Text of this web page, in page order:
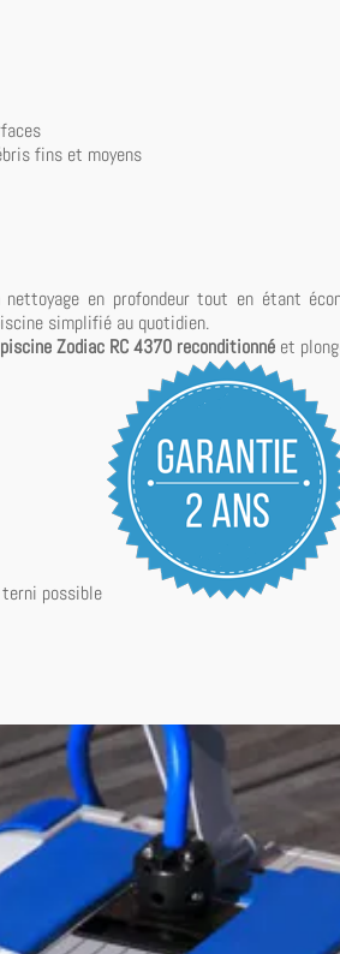
fins et moyens
en profondeur tout en étant
simplifié au quotidien.
Zodiac RC 4370 reconditionné et
terni possible